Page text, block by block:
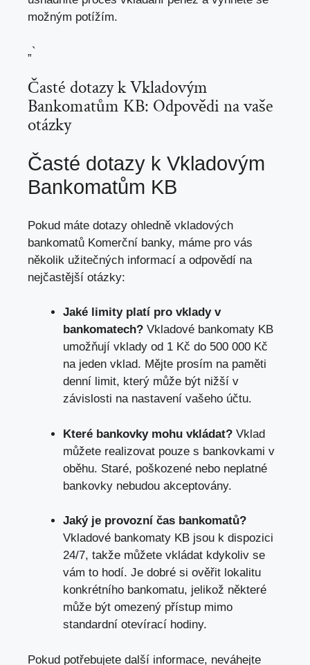
možným potížím.
„`
Časté dotazy k Vkladovým
Bankomatům KB: Odpovědi na vaše
otázky
Časté dotazy k Vkladovým
Bankomatům KB
Pokud máte dotazy ohledně vkladových
bankomatů Komerční banky, máme pro vás
několik užitečných informací a odpovědí na
nejčastější otázky:
Jaké limity platí pro vklady v
bankomatech? Vkladové bankomaty KB
umožňují vklady od 1 Kč do 500 000 Kč
na jeden vklad. Mějte prosím na paměti
denní limit, který může být nižší v
závislosti na nastavení vašeho účtu.
Které bankovky mohu vkládat? Vklad
můžete realizovat pouze s bankovkami v
oběhu. Staré, poškozené nebo neplatné
bankovky nebudou akceptovány.
Jaký je provozní čas bankomatů?
Vkladové bankomaty KB jsou k dispozici
24/7, takže můžete vkládat kdykoliv se
vám to hodí. Je dobré si ověřit lokalitu
konkrétního bankomatu, jelikož některé
může být omezený přístup mimo
standardní otevírací hodiny.
Pokud potřebujete další informace, neváhejte